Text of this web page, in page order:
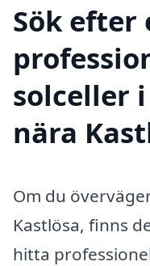
Sök efter
solceller
nära
Om du
Kastlösa, finns
hitta